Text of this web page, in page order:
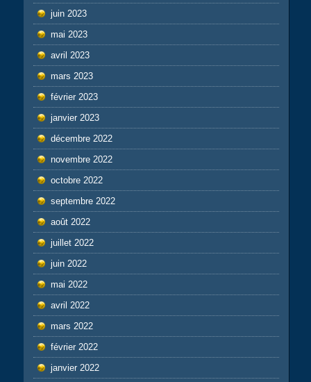
juin 2023
mai 2023
avril 2023
mars 2023
février 2023
janvier 2023
décembre 2022
novembre 2022
octobre 2022
septembre 2022
août 2022
juillet 2022
juin 2022
mai 2022
avril 2022
mars 2022
février 2022
janvier 2022